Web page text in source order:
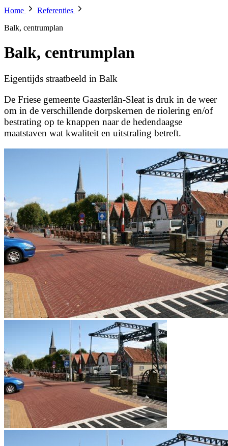
Home
Referenties
Balk, centrumplan
Balk, centrumplan
Eigentijds straatbeeld in Balk
De Friese gemeente Gaasterlân-Sleat is druk in de weer
om in de verschillende dorpskernen de riolering en/of
bestrating op te knappen naar de hedendaagse
maatstaven wat kwaliteit en uitstraling betreft.